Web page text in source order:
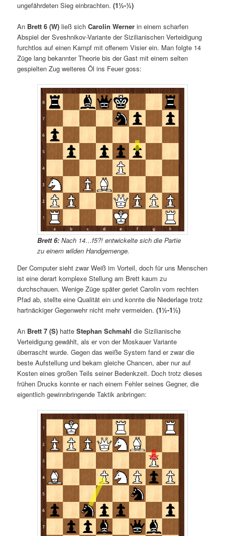
ungefährdeten Sieg einbrachten.(1½-½)
An Brett 6 (W) ließ sichCarolin Werner in einem scharfen
Abspiel der Sveshnikov-Variante der Sizilianischen Verteidigung
furchtlos auf einen Kampf mit offenem Visier ein. Man folgte 14
Züge lang bekannter Theorie bis der Gast mit einem selten
gespielten Zug weiteres Öl ins Feuer goss:
Brett 6: Nach 14…f5?! entwickelte sich die Partie
zu einem wilden Handgemenge.
Der Computer sieht zwar Weiß im Vorteil, doch für uns Menschen
ist eine derart komplexe Stellung am Brett kaum zu
durchschauen. Wenige Züge später geriet Carolin vom rechten
Pfad ab, stellte eine Qualität ein und konnte die Niederlage trotz
hartnäckiger Gegenwehr nicht mehr vermeiden.(1½-1½)
An Brett 7 (S) hatteStephan Schmahl die Sizilianische
Verteidigung gewählt, als er von der Moskauer Variante
überrascht wurde. Gegen das weiße System fand er zwar die
beste Aufstellung und bekam gleiche Chancen, aber nur auf
Kosten eines großen Teils seiner Bedenkzeit. Doch trotz dieses
frühen Drucks konnte er nach einem Fehler seines Gegner, die
eigentlich gewinnbringende Taktik anbringen: